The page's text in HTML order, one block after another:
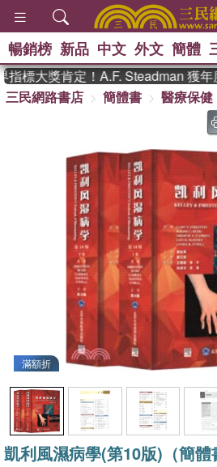
熱搜： 東
、
念華 、 台
孩：黎曼猜
暢銷榜 新品 中文 外文 簡體
標大獎肯定！A.F. Steadman 獲年
三民網路書店
簡體書 醫療保健
滿額折
凱利風濕病學(第10版)（簡體